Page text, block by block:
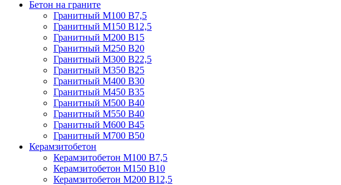
Бетон на граните
Гранитный М100 В7,5
Гранитный М150 В12,5
Гранитный М200 В15
Гранитный М250 В20
Гранитный М300 В22,5
Гранитный М350 В25
Гранитный М400 В30
Гранитный М450 В35
Гранитный М500 В40
Гранитный М550 В40
Гранитный М600 В45
Гранитный М700 В50
Керамзитобетон
Керамзитобетон М100 В7,5
Керамзитобетон М150 В10
Керамзитобетон М200 В12,5